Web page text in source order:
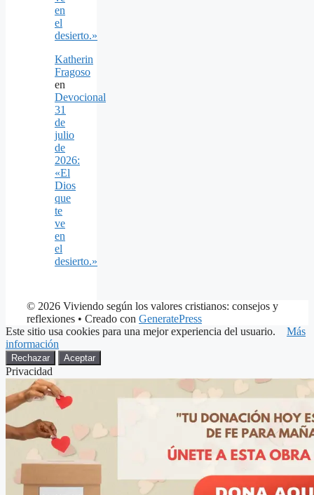
en
el
desierto.»
Katherin
Fragoso
en
Devocional
31
de
julio
de
2026:
«El
Dios
que
te
ve
en
el
desierto.»
© 2026 Viviendo según los valores cristianos: consejos y
reflexiones • Creado con GeneratePress
Este sitio usa cookies para una mejor experiencia del usuario. Más
información
Rechazar Aceptar
Privacidad